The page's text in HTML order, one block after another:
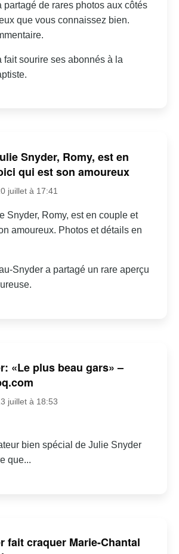
partagé de rares photos aux côtés
que vous connaissez bien.
fait sourire ses abonnés à la
Snyder, Romy, est en
qui est son amoureux
juillet à 17:41
Snyder, Romy, est en couple et
amoureux. Photos et détails en
Snyder a partagé un rare aperçu
«Le plus beau gars» –
juillet à 18:53
bien spécial de Julie Snyder
que...
fait craquer Marie-Chantal